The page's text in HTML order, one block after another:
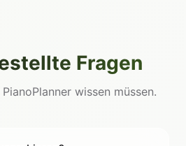
Fragen
wissen müssen.